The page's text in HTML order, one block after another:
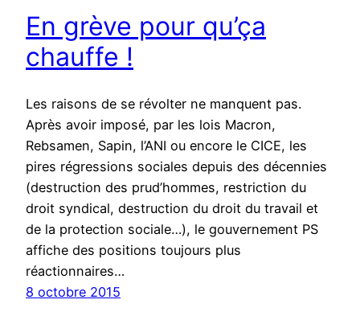
En grève pour qu’ça
chauffe !
Les raisons de se révolter ne manquent pas.
Après avoir imposé, par les lois Macron,
Rebsamen, Sapin, l’ANI ou encore le CICE, les
pires régressions sociales depuis des décennies
(destruction des prud’hommes, restriction du
droit syndical, destruction du droit du travail et
de la protection sociale…), le gouvernement PS
affiche des positions toujours plus
réactionnaires…
8 octobre 2015